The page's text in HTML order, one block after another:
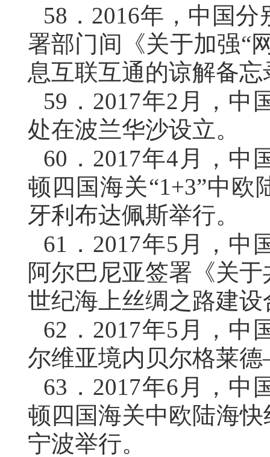
58． 2016年，中国
署部门间《关于加强“
息互联互通的谅解备忘
59． 2017年2月，中
处在波兰华沙设立。
60． 2017年4月，中
顿四国海关“1+3”中
牙利布达佩斯举行。
61． 2017年5月，中
阿尔巴尼亚签署《关
世纪海上丝绸之路建
62． 2017年5月，中
尔维亚境内贝尔格莱
63． 2017年6月，中
顿四国海关中欧陆海
宁波举行。